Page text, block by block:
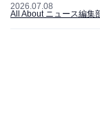
2026.07.08
All About ニュース編集